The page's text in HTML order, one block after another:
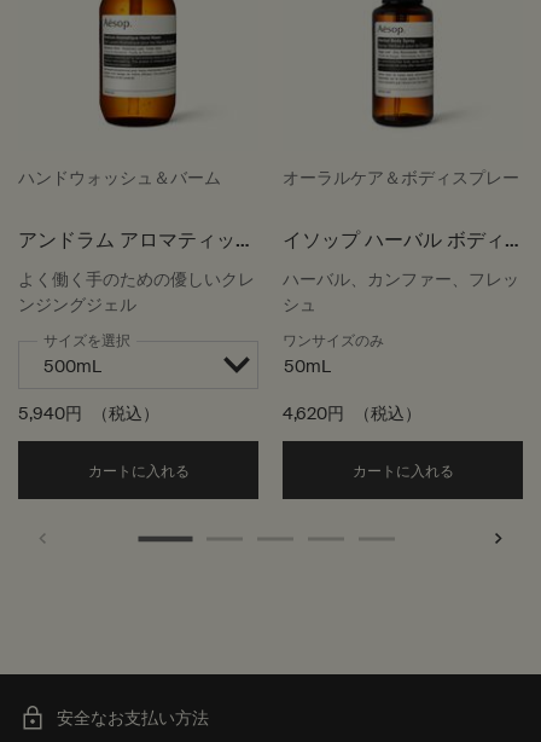
ハンドウォッシュ＆バーム
アンドラム アロマティック
ハンドウォッシュ
よく働く手のための優しいクレ
ンジングジェル
サイズを選択
5,940円 （税込）
カートに入れる Add the アンドラム アロマティック ハンド
オーラルケア＆ボディスプレー
イソップ ハーバル ボディ
スプレー
ハーバル、カンファー、フレッ
シュ
ワンサイズのみ
50mL
4,620円 （税込）
カートに入れる
安全なお支払い方法